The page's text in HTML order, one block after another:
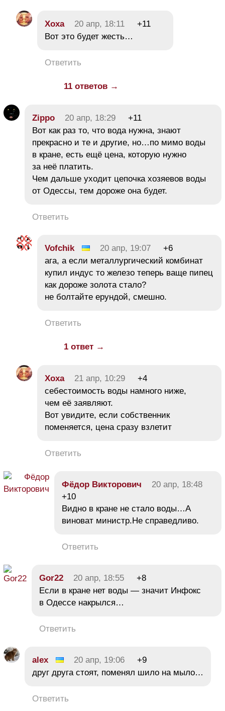
Хоха 20 апр, 18:11
+11
Вот это будет жесть…
Ответить
11 ответов →
Zippo 20 апр, 18:29
+11
Вот как раз то, что вода нужна, знают
прекрасно и те и другие, но…по мимо воды
в кране, есть ещё цена, которую нужно
за неё платить.
Чем дальше уходит цепочка хозяевов воды
от Одессы, тем дороже она будет.
Ответить
Vofchik 20 апр, 19:07
+6
ага, а если металлургический комбинат
купил индус то железо теперь ваще пипец
как дороже золота стало?
не болтайте ерундой, смешно.
Ответить
1 ответ →
Хоха 21 апр, 10:29
+4
себестоимость воды намного ниже,
чем её заявляют.
Вот увидите, если собственник
поменяется, цена сразу взлетит
Ответить
Фёдор Викторович
20 апр, 18:48
+10
Видно в кране не стало воды…А
виноват министр.Не справедливо.
Ответить
Gor22 20 апр, 18:55
+8
Если в кране нет воды — значит Инфокс
в Одессе накрылся…
Ответить
alex 20 апр, 19:06
+9
друг друга стоят, поменял шило на мыло…
Ответить